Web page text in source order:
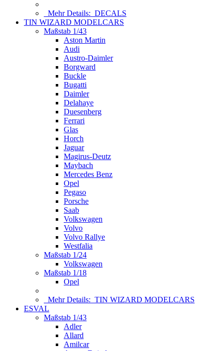
Mehr Details: DECALS
TIN WIZARD MODELCARS
Maßstab 1/43
Aston Martin
Audi
Austro-Daimler
Borgward
Buckle
Bugatti
Daimler
Delahaye
Duesenberg
Ferrari
Glas
Horch
Jaguar
Magirus-Deutz
Maybach
Mercedes Benz
Opel
Pegaso
Porsche
Saab
Volkswagen
Volvo
Volvo Rallye
Westfalia
Maßstab 1/24
Volkswagen
Maßstab 1/18
Opel
Mehr Details: TIN WIZARD MODELCARS
ESVAL
Maßstab 1/43
Adler
Allard
Amilcar